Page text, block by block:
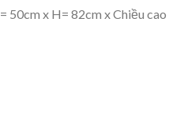
50cm x H= 82cm x Chiều cao